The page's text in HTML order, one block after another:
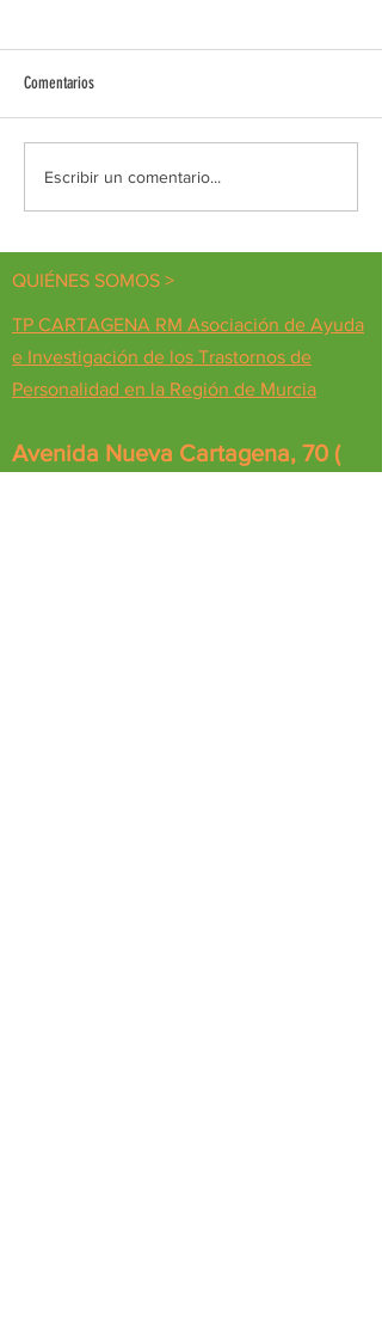
Diálogos de encuentro
Comentarios
Escribir un comentario...
QUIÉNES SOMOS >
TP CARTAGENA RM Asociación de Ayuda
e Investigación de los Trastornos de
Personalidad en la Región de Murcia
Avenida Nueva Cartagena, 70 (